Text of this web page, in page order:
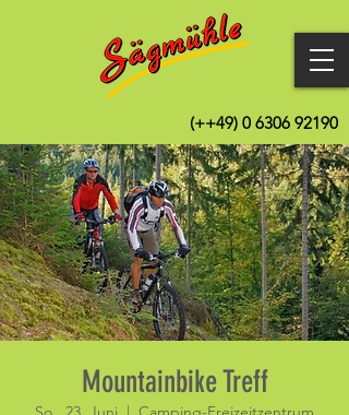
(++49) 0 6306 92190
Mountainbike Treff